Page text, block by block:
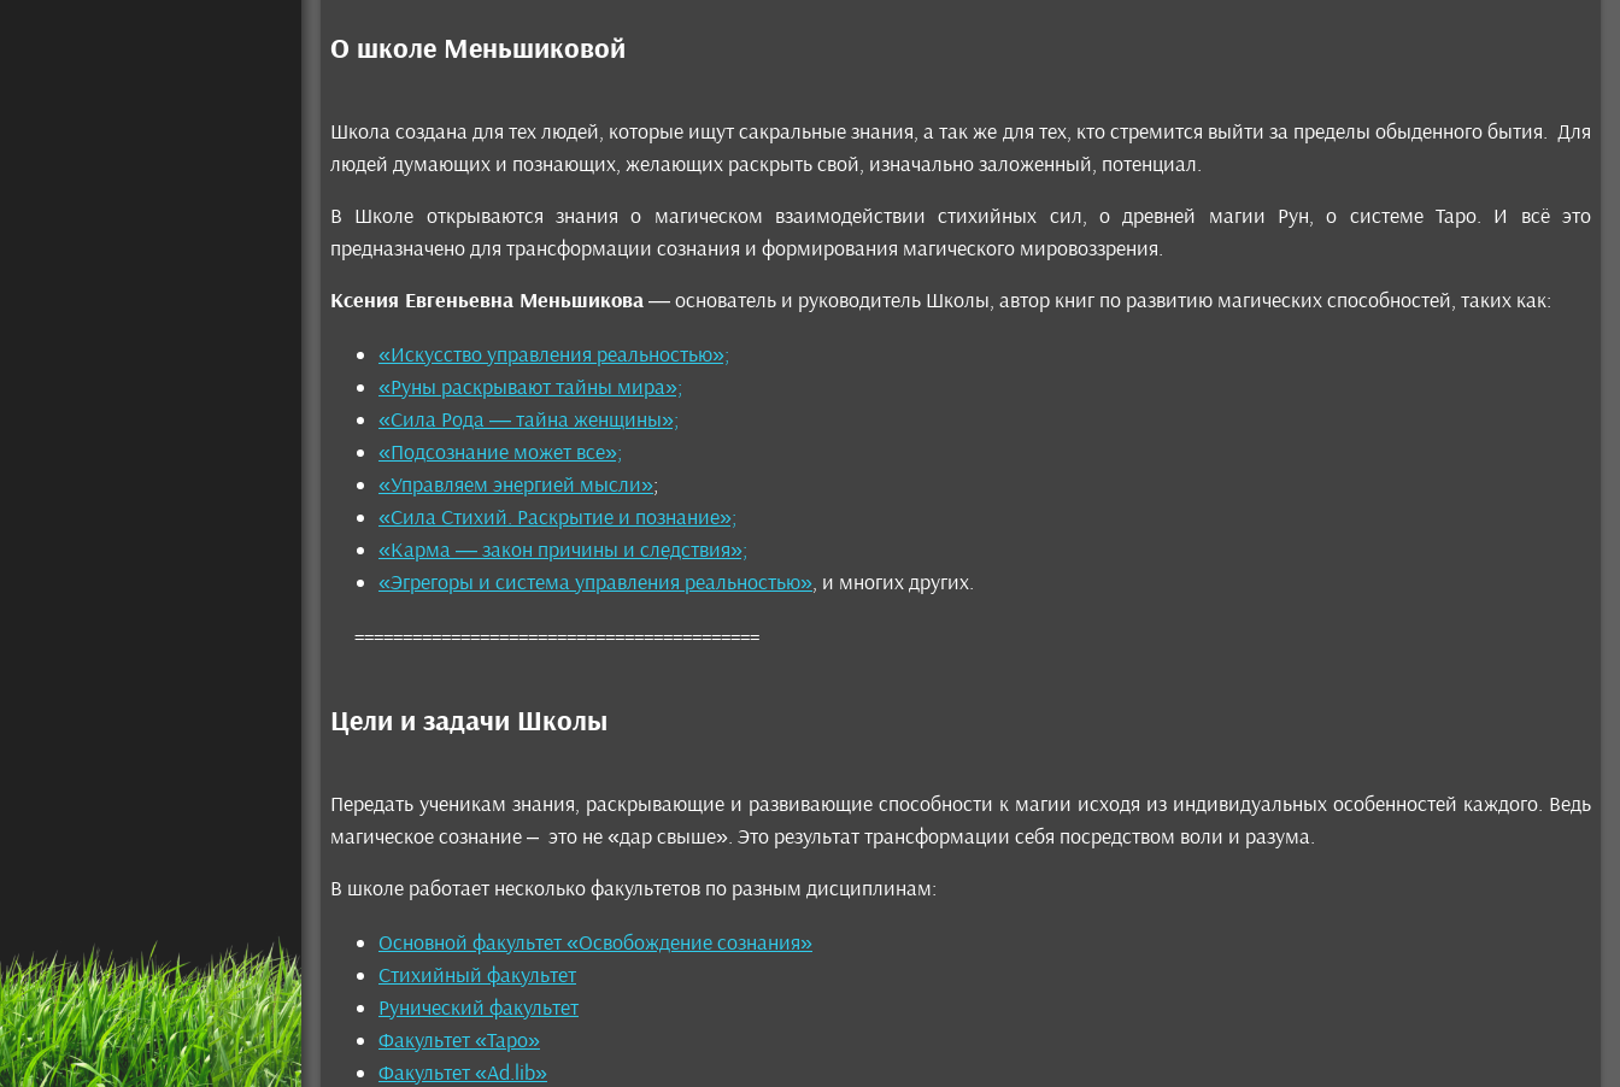
О школе Меньшиковой
Школа создана для тех людей, которые ищут сакральные знания, а так же для тех, кто стремится выйти за пределы обыденного бытия. Для
людей думающих и познающих, желающих раскрыть свой, изначально заложенный, потенциал.
В Школе открываются знания о магическом взаимодействии стихийных сил, о древней магии Рун, о системе Таро. И всё это
предназначено для трансформации сознания и формирования магического мировоззрения.
Ксения Евгеньевна Меньшикова— основатель и руководитель Школы, автор книг по развитию магических способностей, таких как:
«Искусство управления реальностью»;
«Руны раскрывают тайны мира»;
«Сила Рода — тайна женщины»;
«Подсознание может все»;
«Управляем энергией мысли»;
«Сила Стихий. Раскрытие и познание»;
«Карма — закон причины и следствия»;
«Эгрегоры и система управления реальностью», и многих других.
==========================================
Цели и задачи Школы
Передать ученикам знания, раскрывающие и развивающие способности к магии исходя из индивидуальных особенностей каждого. Ведь
магическое сознание – это не «дар свыше». Это результат трансформации себя посредством воли и разума.
В школе работает несколько факультетов по разным дисциплинам:
Основной факультет«Освобождение сознания»
Стихийный факультет
Рунический факультет
Факультет «Таро»
Факультет «Ad.lib»